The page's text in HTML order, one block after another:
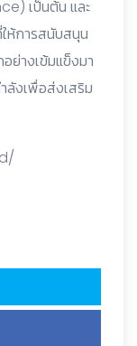
เป็นต้น และ
ห้การสนับสนุน
อย่างเข้มแข็งมา
ลังเพื่อส่งเสริม